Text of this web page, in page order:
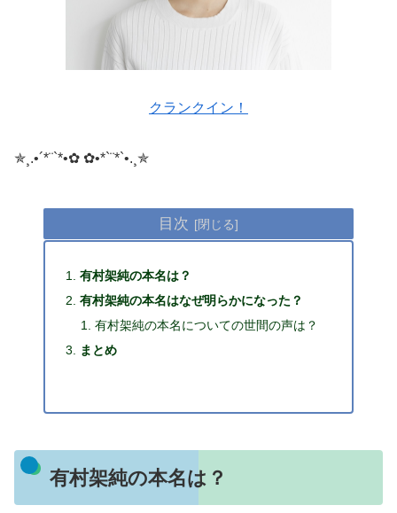
クランクイン！
✯¸.•´*¨`*•✿ ✿•*`¨*`•.¸✯
目次
有村架純の本名は？
有村架純の本名はなぜ明らかになった？
有村架純の本名についての世間の声は？
まとめ
有村架純の本名は？